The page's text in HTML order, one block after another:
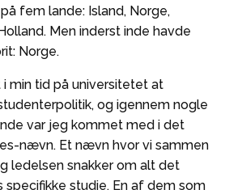
fem lande: Island, Norge,
Men inderst inde havde
Norge.
min tid på universitetet at
og igennem nogle
var jeg kommet med i det
nævn. Et nævn hvor vi sammen
ledelsen snakker om alt det
studie. En af dem som